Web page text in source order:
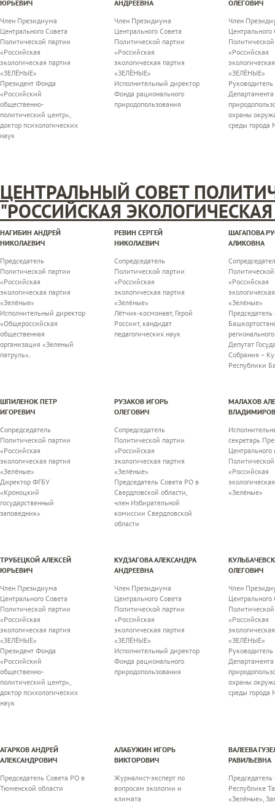
ЮРЬЕВИЧ
Член Президиума
Центрального Совета
Политической партии
«Российская
экологическая партия
«ЗЕЛЁНЫЕ»
Президент Фонда
«Российский
общественно-
политический центр»,
доктор психологических
наук
АНДРЕЕВНА
Член Президиума
Центрального Совета
Политической партии
«Российская
экологическая партия
«ЗЕЛЁНЫЕ»
Исполнительный директор
Фонда рационального
природопользования
ОЛЕГОВИЧ
Член
Центрального
«Российская
«ЗЕЛЁНЫЕ»
Руководитель
Департамента
охраны
среды города
ЦЕНТРАЛЬНЫЙ СОВЕТ
"РОССИЙСКАЯ
НАГИБИН АНДРЕЙ
НИКОЛАЕВИЧ
Председатель
Политической партии
«Российская
экологическая партия
«Зелёные»
Исполнительный директор
«Общероссийская
общественная
организация «Зеленый
патруль».
РЕВИН СЕРГЕЙ
НИКОЛАЕВИЧ
Сопредседатель
Политической партии
«Российская
экологическая партия
«Зелёные»
Лётчик-космонавт, Герой
Россиит, кандидат
педагогических наук
ШАГАПОВА
АЛИКОВНА
«Российская
«Зелёные»
Председатель
Депутат
Собрания –
Республики
ШПИЛЕНОК ПЕТР
ИГОРЕВИЧ
Сопредседатель
Политической партии
«Российская
экологическая партия
«Зелёные»
Директор ФГБУ
«Кроноцкий
государственный
заповедник»
РУЗАКОВ ИГОРЬ
ОЛЕГОВИЧ
Сопредседатель
Политической партии
«Российская
экологическая партия
«Зелёные»
Председатель Совета РО в
Свердловской области,
член Избирательной
комиссии Свердловской
области
МАЛАХОВ
секретарь
Центрального
«Российская
«Зелёные»
ТРУБЕЦКОЙ АЛЕКСЕЙ
ЮРЬЕВИЧ
Член Президиума
Центрального Совета
Политической партии
«Российская
экологическая партия
«ЗЕЛЁНЫЕ»
Президент Фонда
«Российский
общественно-
политический центр»,
доктор психологических
наук
КУДЗАГОВА АЛЕКСАНДРА
АНДРЕЕВНА
Член Президиума
Центрального Совета
Политической партии
«Российская
экологическая партия
«ЗЕЛЁНЫЕ»
Исполнительный директор
Фонда рационального
природопользования
ОЛЕГОВИЧ
Член
Центрального
«Российская
«ЗЕЛЁНЫЕ»
Руководитель
Департамента
охраны
среды города
АГАРКОВ АНДРЕЙ
АЛЕКСАНДРОВИЧ
Председатель Совета РО в
Тюменской области
АЛАБУЖИН ИГОРЬ
ВИКТОРОВИЧ
Журналист-эксперт по
вопросам экологии и
климата
ВАЛЕЕВА
РАВИЛЬЕВНА
Республике
«Зелёные»,